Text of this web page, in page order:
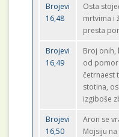
Brojevi
16,48
Osta
mrtvima i
presta
Brojevi
16,49
Broj onih,
od
četrnaest
stotina,
izgiboše
Brojevi
16,50
Aron se
Mojsiju